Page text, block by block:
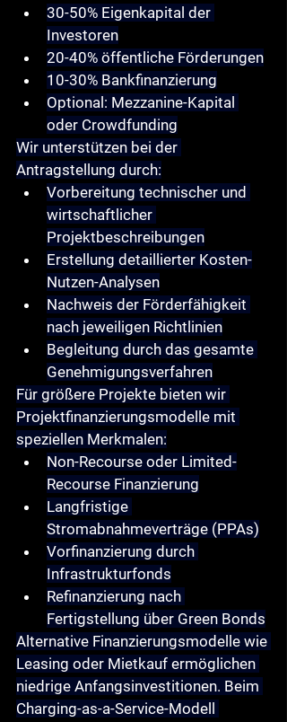
30-50% Eigenkapital der
Investoren
20-40% öffentliche Förderungen
10-30% Bankfinanzierung
Optional: Mezzanine-Kapital
oder Crowdfunding
Wir unterstützen bei der
Antragstellung durch:
Vorbereitung technischer und
wirtschaftlicher
Projektbeschreibungen
Erstellung detaillierter Kosten-
Nutzen-Analysen
Nachweis der Förderfähigkeit
nach jeweiligen Richtlinien
Begleitung durch das gesamte
Genehmigungsverfahren
Für größere Projekte bieten wir
Projektfinanzierungsmodelle mit
speziellen Merkmalen:
Non-Recourse oder Limited-
Recourse Finanzierung
Langfristige
Stromabnahmeverträge (PPAs)
Vorfinanzierung durch
Infrastrukturfonds
Refinanzierung nach
Fertigstellung über Green Bonds
Alternative Finanzierungsmodelle wie
Leasing oder Mietkauf ermöglichen
niedrige Anfangsinvestitionen. Beim
Charging-as-a-Service-Modell